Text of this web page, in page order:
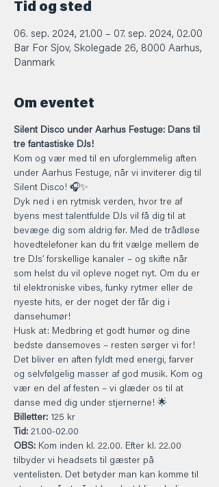
Tid og sted
06. sep. 2024, 21.00 – 07. sep. 2024, 02.00
Bar For Sjov, Skolegade 26, 8000 Aarhus,
Danmark
Om eventet
Silent Disco under Aarhus Festuge: Dans til
tre fantastiske DJs!
Kom og vær med til en uforglemmelig aften
under Aarhus Festuge, når vi inviterer dig til
Silent Disco! 🎧✨
Dyk ned i en rytmisk verden, hvor tre af
byens mest talentfulde DJs vil få dig til at
bevæge dig som aldrig før. Med de trådløse
hovedtelefoner kan du frit vælge mellem de
tre DJs’ forskellige kanaler – og skifte når
som helst du vil opleve noget nyt. Om du er
til elektroniske vibes, funky rytmer eller de
nyeste hits, er der noget der får dig i
dansehumør!
Husk at: Medbring et godt humør og dine
bedste dansemoves – resten sørger vi for!
Det bliver en aften fyldt med energi, farver
og selvfølgelig masser af god musik. Kom og
vær en del af festen – vi glæder os til at
danse med dig under stjernerne! 🌟
Billetter: 125 kr
Tid: 21.00-02.00
OBS: Kom inden kl. 22.00. Efter kl. 22.00
tilbyder vi headsets til gæster på
ventelisten. Det betyder man kan komme til